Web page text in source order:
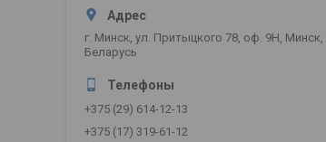
г. Минск, ул. Притыцкого 78, оф. 9Н, Минск,
Беларусь
+375 (29) 614-12-13
+375 (17) 319-61-12